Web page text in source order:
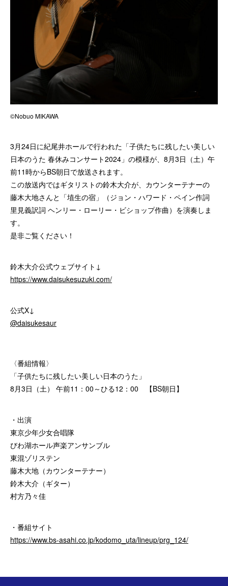
©Nobuo MIKAWA
3月24日に紀尾井ホールで行われた「子供たちに残したい美しい
日本のうた 春休みコンサート2024」の模様が、8月3日（土）午
前11時からBS朝日で放送されます。
この放送内ではギタリストの鈴木大介が、カウンターテナーの
藤木大地さんと「埴生の宿」（ジョン・ハワード・ペイン作詞
里見義訳詞 ヘンリー・ローリー・ビショップ作曲）を演奏しま
す。
是非ご覧ください！
鈴木大介公式ウェブサイト↓
https://www.daisukesuzuki.com/
公式X↓
@daisukesaur
〈番組情報〉
「子供たちに残したい美しい日本のうた」
8月3日（土） 午前11：00～ひる12：00 【BS朝日】
・出演
東京少年少女合唱隊
びわ湖ホール声楽アンサンブル
東混ゾリステン
藤木大地（カウンターテナー）
鈴木大介（ギター）
村方乃々佳
・番組サイト
https://www.bs-asahi.co.jp/kodomo_uta/lineup/prg_124/